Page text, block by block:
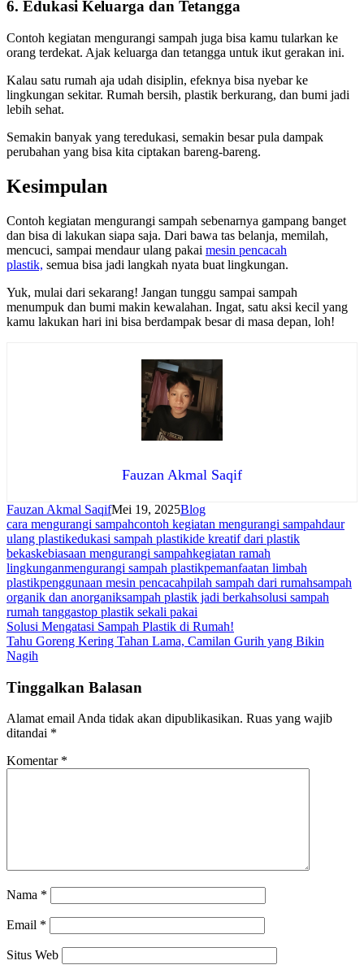
6. Edukasi Keluarga dan Tetangga
Contoh kegiatan mengurangi sampah juga bisa kamu tularkan ke
orang terdekat. Ajak keluarga dan tetangga untuk ikut gerakan ini.
Kalau satu rumah aja udah disiplin, efeknya bisa nyebar ke
lingkungan sekitar. Rumah bersih, plastik berkurang, dan bumi jadi
lebih sehat.
Semakin banyak yang teredukasi, semakin besar pula dampak
perubahan yang bisa kita ciptakan bareng-bareng.
Kesimpulan
Contoh kegiatan mengurangi sampah sebenarnya gampang banget
dan bisa di lakukan siapa saja. Dari bawa tas belanja, memilah,
mencuci, sampai mendaur ulang pakai mesin pencacah
plastik, semua bisa jadi langkah nyata buat lingkungan.
Yuk, mulai dari sekarang! Jangan tunggu sampai sampah
menumpuk dan bumi makin kewalahan. Ingat, satu aksi kecil yang
kamu lakukan hari ini bisa berdampak besar di masa depan, loh!
Fauzan Akmal Saqif
Fauzan Akmal SaqifMei 19, 2025Blog
cara mengurangi sampahcontoh kegiatan mengurangi sampahdaur
ulang plastikedukasi sampah plastikide kreatif dari plastik
bekaskebiasaan mengurangi sampahkegiatan ramah
lingkunganmengurangi sampah plastikpemanfaatan limbah
plastikpenggunaan mesin pencacahpilah sampah dari rumahsampah
organik dan anorganiksampah plastik jadi berkahsolusi sampah
rumah tanggastop plastik sekali pakai
Navigasi
pos
Solusi Mengatasi Sampah Plastik di Rumah!
Tahu Goreng Kering Tahan Lama, Camilan Gurih yang Bikin
Nagih
Tinggalkan Balasan
Alamat email Anda tidak akan dipublikasikan. Ruas yang wajib
ditandai *
Komentar *
Nama *
Email *
Situs Web